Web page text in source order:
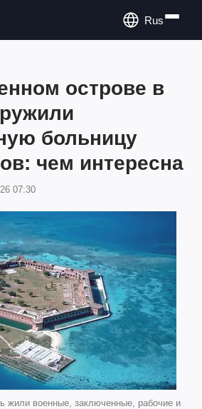
Rus
острове в
больницу
чем интересна
07:30
жили военные, заключенные, рабочие и